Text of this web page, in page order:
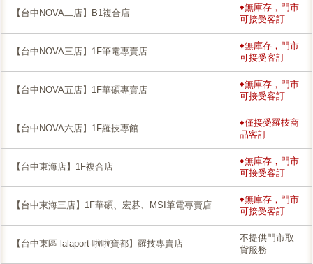
【台中NOVA二店】B1複合店
♦無庫存，門市
可接受客訂
【台中NOVA三店】1F筆電專賣店
♦無庫存，門市
可接受客訂
【台中NOVA五店】1F華碩專賣店
♦無庫存，門市
可接受客訂
【台中NOVA六店】1F羅技專館
♦僅接受羅技商
品客訂
【台中東海店】1F複合店
♦無庫存，門市
可接受客訂
【台中東海三店】1F華碩、宏碁、MSI筆電專賣店
♦無庫存，門市
可接受客訂
【台中東區 lalaport-啦啦寶都】羅技專賣店
不提供門市取
貨服務